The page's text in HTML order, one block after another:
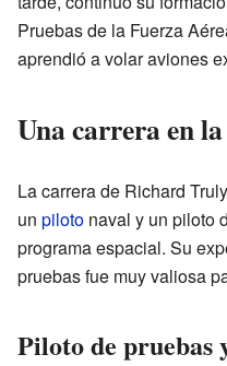
Pruebas de la Fuerza
aprendió a volar aviones
Una carrera en
La carrera de Richard
un piloto naval y un piloto
programa espacial. Su
pruebas fue muy valiosa
Piloto de pruebas